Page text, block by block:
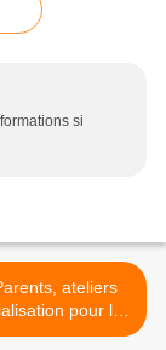
si
ateliers
pour les
consultants >